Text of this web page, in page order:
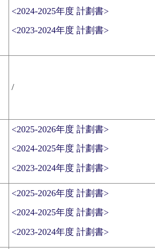
<2024-2025年度 計劃書>
<2023-2024年度 計劃書>
/
<2025-2026年度 計劃書>
<2024-2025年度 計劃書>
<2023-2024年度 計劃書>
<2025-2026年度 計劃書>
<2024-2025年度 計劃書>
<2023-2024年度 計劃書>